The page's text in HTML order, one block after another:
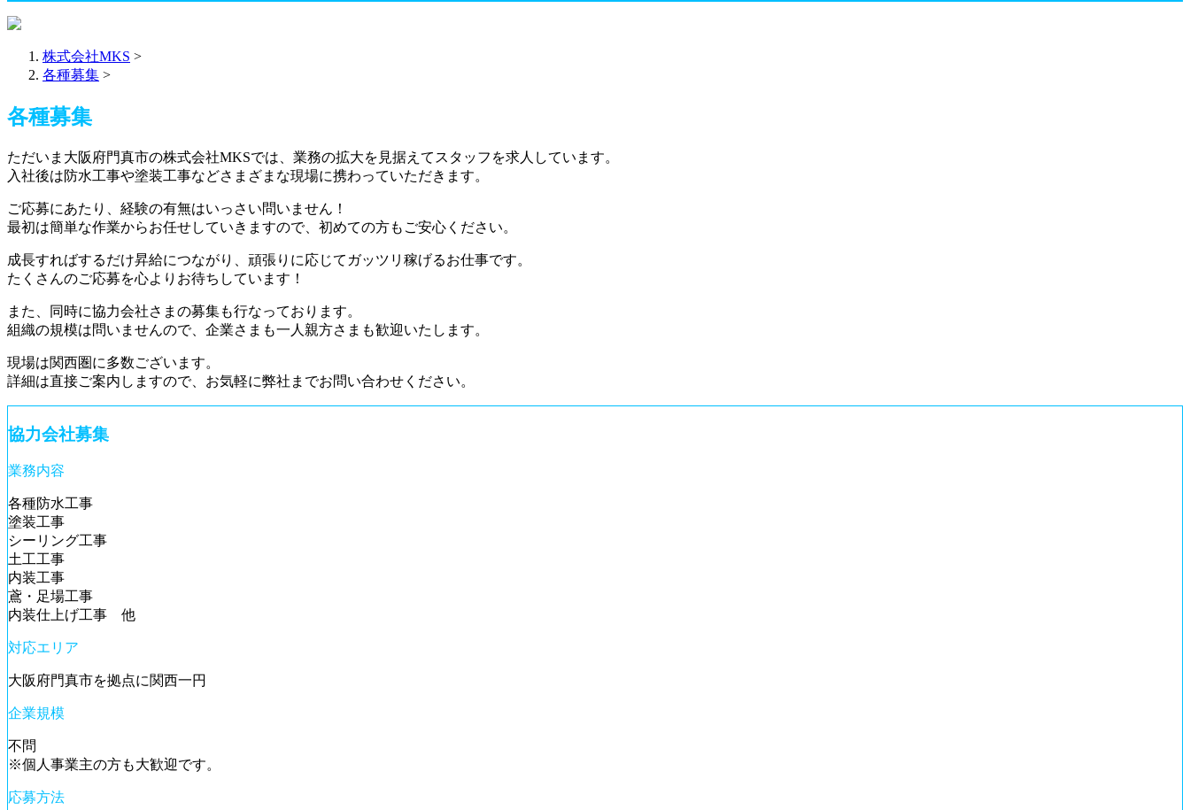
株式会社MKS >
各種募集 >
各種募集
ただいま大阪府門真市の株式会社MKSでは、業務の拡大を見据えてスタッフを求人しています。
入社後は防水工事や塗装工事などさまざまな現場に携わっていただきます。
ご応募にあたり、経験の有無はいっさい問いません！
最初は簡単な作業からお任せしていきますので、初めての方もご安心ください。
成長すればするだけ昇給につながり、頑張りに応じてガッツリ稼げるお仕事です。
たくさんのご応募を心よりお待ちしています！
また、同時に協力会社さまの募集も行なっております。
組織の規模は問いませんので、企業さまも一人親方さまも歓迎いたします。
現場は関西圏に多数ございます。
詳細は直接ご案内しますので、お気軽に弊社までお問い合わせください。
協力会社募集
業務内容
各種防水工事
塗装工事
シーリング工事
土工工事
内装工事
鳶・足場工事
内装仕上げ工事 他
対応エリア
大阪府門真市を拠点に関西一円
企業規模
不問
※個人事業主の方も大歓迎です。
応募方法